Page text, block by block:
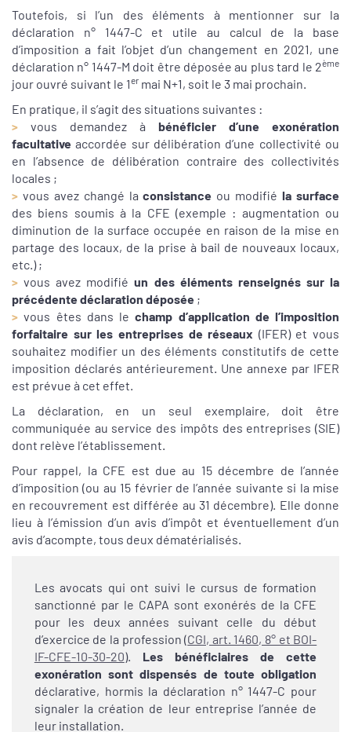
Toutefois, si l’un des éléments à mentionner sur la
déclaration n° 1447-C et utile au calcul de la base
d’imposition a fait l’objet d’un changement en 2021, une
déclaration n° 1447-M doit être déposée au plus tard le 2ème
jour ouvré suivant le 1er mai N+1, soit le 3 mai prochain.
En pratique, il s’agit des situations suivantes :
>
vous demandez à bénéficier d’une exonération
facultative accordée sur délibération d’une collectivité ou
en l’absence de délibération contraire des collectivités
locales ;
> vous avez changé la consistance ou modifié la surface
des biens soumis à la CFE (exemple : augmentation ou
diminution de la surface occupée en raison de la mise en
partage des locaux, de la prise à bail de nouveaux locaux,
etc.) ;
> vous avez modifié un des éléments renseignés sur la
précédente déclaration déposée ;
>vous êtes dans lechamp d’application de l’imposition
forfaitaire sur les entreprises de réseaux (IFER) et vous
souhaitez modifier un des éléments constitutifs de cette
imposition déclarés antérieurement. Une annexe par IFER
est prévue à cet effet.
La déclaration, en un seul exemplaire, doit être
communiquée au service des impôts des entreprises (SIE)
dont relève l’établissement.
Pour rappel, la CFE est due au 15 décembre de l’année
d’imposition (ou au 15 février de l’année suivante si la mise
en recouvrement est différée au 31 décembre). Elle donne
lieu à l’émission d’un avis d’impôt et éventuellement d’un
avis d’acompte, tous deux dématérialisés.
Les avocats qui ont suivi le cursus de formation
sanctionné par le CAPA sont exonérés de la CFE
pour les deux années suivant celle du début
d’exercice de la profession (CGI, art. 1460, 8° et BOI-
IF-CFE-10-30-20). Les bénéficiaires de cette
exonération sont dispensés de toute obligation
déclarative, hormis la déclaration n° 1447-C pour
signaler la création de leur entreprise l’année de
leur installation.